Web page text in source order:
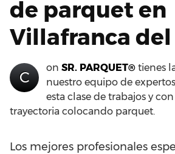
de parquet en
Villafranca
C
on SR. PARQUET® tienes
nuestro equipo de
esta clase de trabajos y
trayectoria colocando parquet.
Los mejores profesionales